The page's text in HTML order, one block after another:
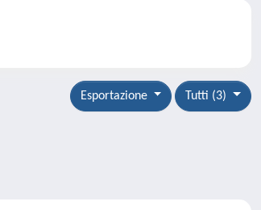
Tutti (3)
Esportazione